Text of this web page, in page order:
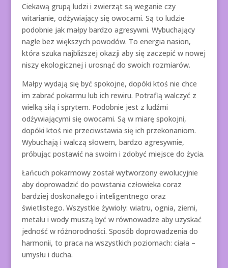
Ciekawą grupą ludzi i zwierząt są weganie czy
witarianie, odżywiający się owocami. Są to ludzie
podobnie jak małpy bardzo agresywni. Wybuchający
nagle bez większych powodów. To energia nasion,
która szuka najbliższej okazji aby się zaczepić w nowej
niszy ekologicznej i urosnąć do swoich rozmiarów.
Małpy wydają się być spokojne, dopóki ktoś nie chce
im zabrać pokarmu lub ich rewiru. Potrafią walczyć z
wielką siłą i sprytem. Podobnie jest z ludźmi
odżywiającymi się owocami. Są w miarę spokojni,
dopóki ktoś nie przeciwstawia się ich przekonaniom.
Wybuchają i walczą słowem, bardzo agresywnie,
próbując postawić na swoim i zdobyć miejsce do życia.
Łańcuch pokarmowy został wytworzony ewolucyjnie
aby doprowadzić do powstania człowieka coraz
bardziej doskonałego i inteligentnego oraz
świetlistego. Wszystkie żywioły: wiatru, ognia, ziemi,
metalu i wody muszą być w równowadze aby uzyskać
jedność w różnorodności. Sposób doprowadzenia do
harmonii, to praca na wszystkich poziomach: ciała –
umysłu i ducha.